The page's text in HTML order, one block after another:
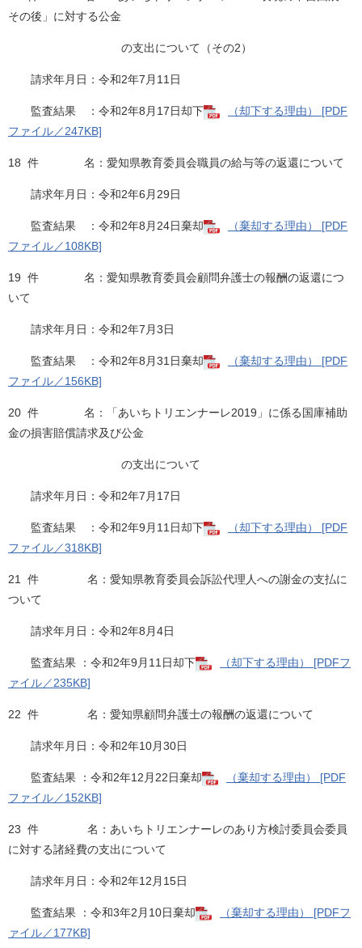
その後」に対する公金
の支出について（その2）
請求年月日：令和2年7月11日
監査結果 ：令和2年8月17日却下
（却下する理由） [PDF
ファイル／247KB]
18 件 名：愛知県教育委員会職員の給与等の返還について
請求年月日：令和2年6月29日
監査結果 ：令和2年8月24日棄却
（棄却する理由） [PDF
ファイル／108KB]
19 件 名：愛知県教育委員会顧問弁護士の報酬の返還につ
いて
請求年月日：令和2年7月3日
監査結果 ：令和2年8月31日棄却
（棄却する理由） [PDF
ファイル／156KB]
20 件 名：「あいちトリエンナーレ2019」に係る国庫補助
金の損害賠償請求及び公金
の支出について
請求年月日：令和2年7月17日
監査結果 ：令和2年9月11日却下
（却下する理由） [PDF
ファイル／318KB]
21 件 名：愛知県教育委員会訴訟代理人への謝金の支払に
ついて
請求年月日：令和2年8月4日
監査結果 ：令和2年9月11日却下
（却下する理由） [PDFフ
ァイル／235KB]
22 件 名：愛知県顧問弁護士の報酬の返還について
請求年月日：令和2年10月30日
監査結果 ：令和2年12月22日棄却
（棄却する理由） [PDF
ファイル／152KB]
23 件 名：あいちトリエンナーレのあり方検討委員会委員
に対する諸経費の支出について
請求年月日：令和2年12月15日
監査結果 ：令和3年2月10日棄却
（棄却する理由） [PDFフ
ァイル／177KB]